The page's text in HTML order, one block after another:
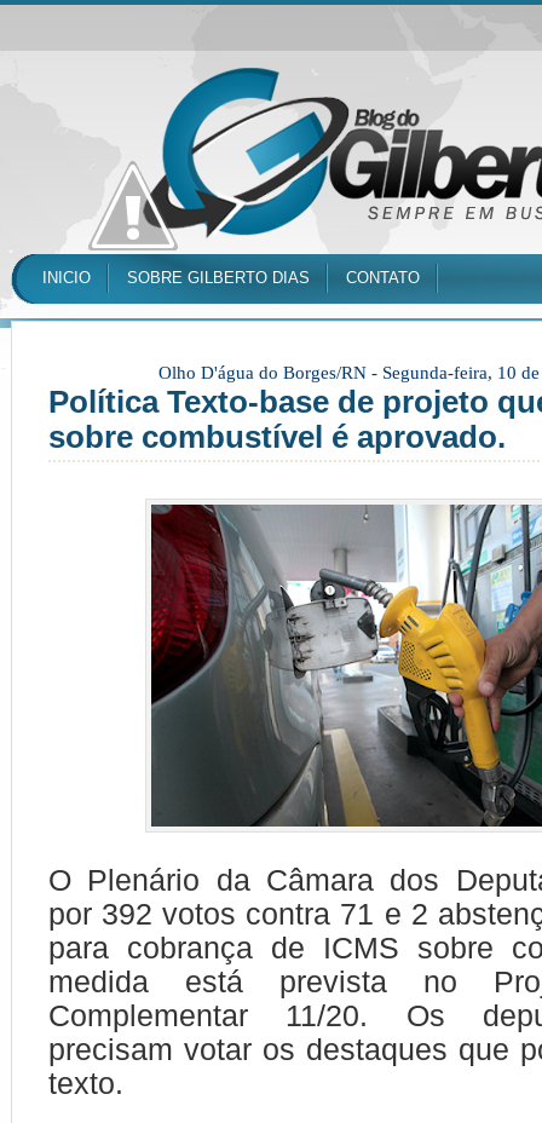
INICIO SOBRE GILBERTO DIAS CONTATO
Olho D'água do Borges/RN - Segunda-feira, 10
Política Texto-base de projeto
sobre combustível é aprovado.
O Plenário da Câmara dos
por 392 votos contra 71 e 2
para cobrança de ICMS sobre
medida está prevista no
Complementar 11/20. Os
precisam votar os destaques que
texto.